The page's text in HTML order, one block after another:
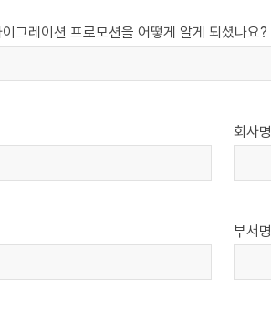
그레이션 프로모션을 어떻게 알게 되셨나요?
회사명
부서명